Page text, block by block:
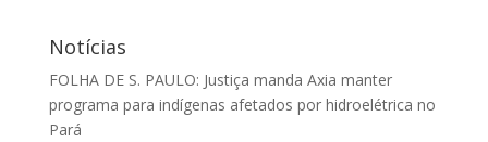
Notícias
FOLHA DE S. PAULO: Justiça manda Axia manter
programa para indígenas afetados por hidroelétrica no
Pará